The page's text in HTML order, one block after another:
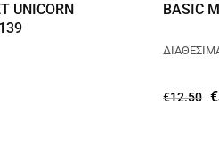
UNICORN
BASIC
€12.50 €